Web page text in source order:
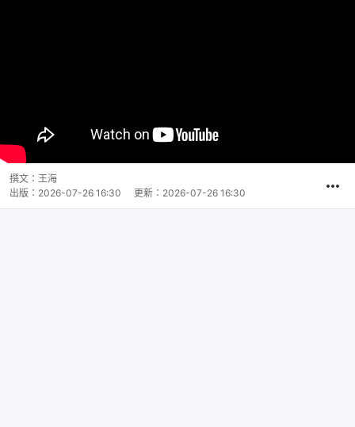
撰文： 王海
出版： 2026-07-26 16:30 更新： 2026-07-26 16:30